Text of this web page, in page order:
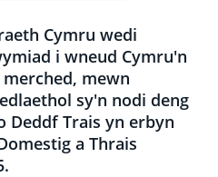
Cymru wedi
i wneud Cymru'n
mewn
sy'n nodi deng
Deddf Trais yn erbyn
a Thrais